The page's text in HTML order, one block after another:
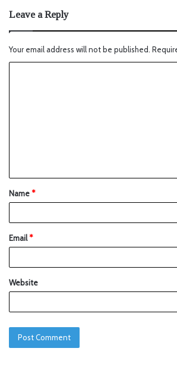
Leave a Reply
Your email address will not be published.
Name*
Email*
Website